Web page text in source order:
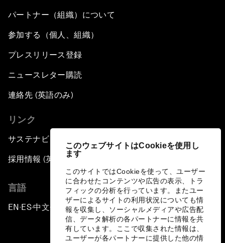
このウェブサイトはCookieを使用し
ます
このサイトではCookieを使って、ユーザー
に合わせたコンテンツや広告の表示、トラ
フィックの分析を行っています。またユー
ザーによるサイトの利用状況についても情
報を収集し、ソーシャルメディアや広告配
信、データ解析の各パートナーに情報を共
有しています。ここで収集された情報は、
ユーザーが各パートナーに提供した他の情
パートナー（組織）について
参加する（個人、組織）
プレスリリース登録
ニュースレター購読
連絡先 (英語のみ)
リンク
サステナビリティへの取り組み
採用情報 (英語のみ)
言語
EN ▪ES▪中文▪ 日本語